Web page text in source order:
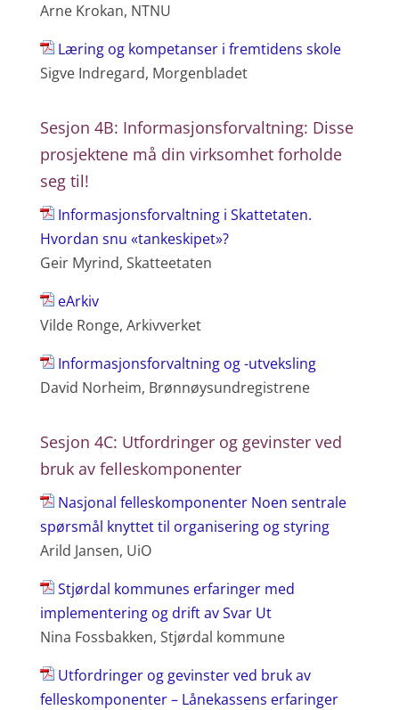
Arne Krokan, NTNU
Læring og kompetanser i fremtidens skole
Sigve Indregard, Morgenbladet
Sesjon 4B: Informasjonsforvaltning: Disse
prosjektene må din virksomhet forholde
seg til!
Informasjonsforvaltning i Skattetaten.
Hvordan snu «tankeskipet»?
Geir Myrind, Skatteetaten
eArkiv
Vilde Ronge, Arkivverket
Informasjonsforvaltning og -utveksling
David Norheim, Brønnøysundregistrene
Sesjon 4C: Utfordringer og gevinster ved
bruk av felleskomponenter
Nasjonal felleskomponenter Noen sentrale
spørsmål knyttet til organisering og styring
Arild Jansen, UiO
Stjørdal kommunes erfaringer med
implementering og drift av Svar Ut
Nina Fossbakken, Stjørdal kommune
Utfordringer og gevinster ved bruk av
felleskomponenter – Lånekassens erfaringer